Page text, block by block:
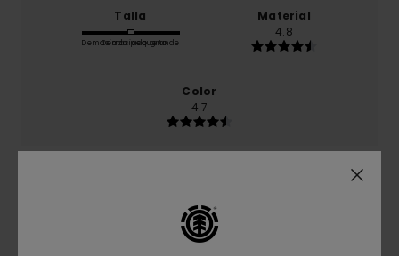
Talla
Demasiado pequeño
Demasiado grande
Material
4.8
Color
4.7
4/5